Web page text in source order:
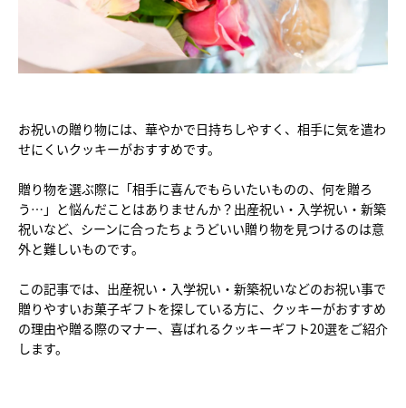
お祝いの贈り物には、華やかで日持ちしやすく、相手に気を遣わ
せにくいクッキーがおすすめです。
贈り物を選ぶ際に「相手に喜んでもらいたいものの、何を贈ろ
う…」と悩んだことはありませんか？出産祝い・入学祝い・新築
祝いなど、シーンに合ったちょうどいい贈り物を見つけるのは意
外と難しいものです。
この記事では、出産祝い・入学祝い・新築祝いなどのお祝い事で
贈りやすいお菓子ギフトを探している方に、クッキーがおすすめ
の理由や贈る際のマナー、喜ばれるクッキーギフト20選をご紹介
します。